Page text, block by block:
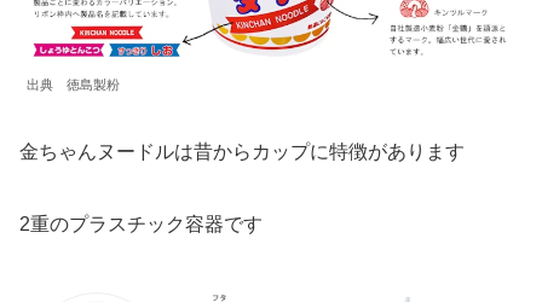
出典 徳島製粉
金ちゃんヌードルは昔からカップに特徴があります
2重のプラスチック容器です